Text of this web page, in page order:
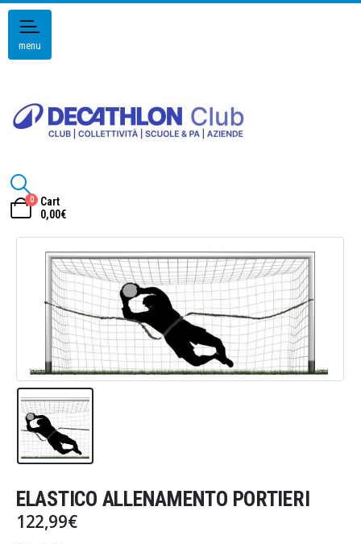
menu
0
Cart
0,00€
ELASTICO ALLENAMENTO PORTIERI
122,99€